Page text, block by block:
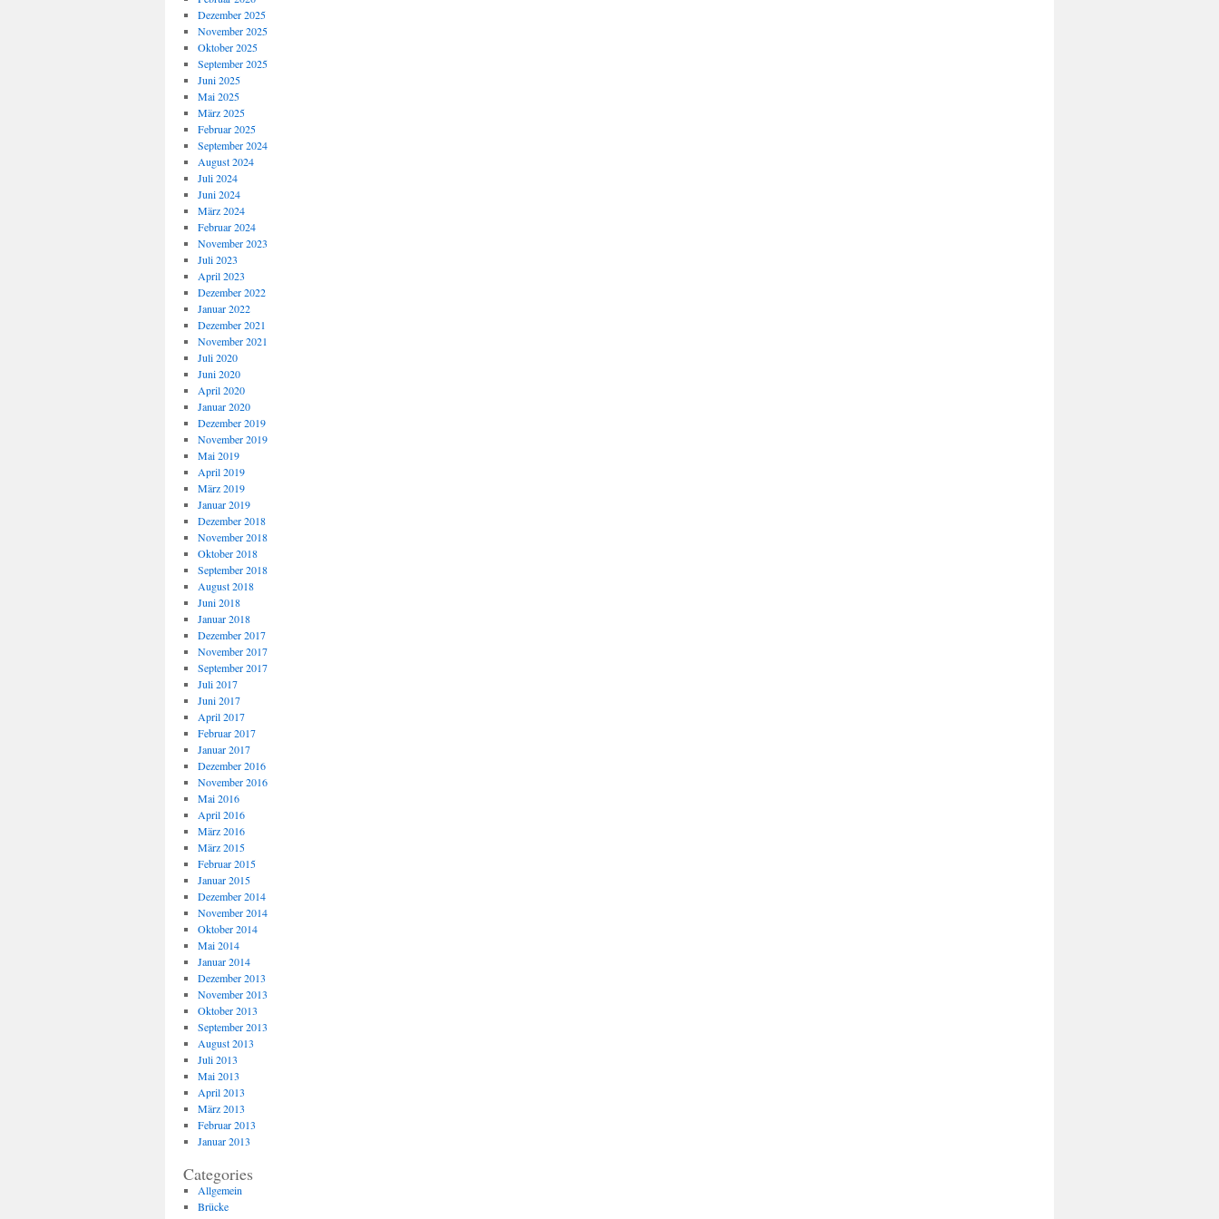
Dezember 2025
November 2025
Oktober 2025
September 2025
Juni 2025
Mai 2025
März 2025
Februar 2025
September 2024
August 2024
Juli 2024
Juni 2024
März 2024
Februar 2024
November 2023
Juli 2023
April 2023
Dezember 2022
Januar 2022
Dezember 2021
November 2021
Juli 2020
Juni 2020
April 2020
Januar 2020
Dezember 2019
November 2019
Mai 2019
April 2019
März 2019
Januar 2019
Dezember 2018
November 2018
Oktober 2018
September 2018
August 2018
Juni 2018
Januar 2018
Dezember 2017
November 2017
September 2017
Juli 2017
Juni 2017
April 2017
Februar 2017
Januar 2017
Dezember 2016
November 2016
Mai 2016
April 2016
März 2016
März 2015
Februar 2015
Januar 2015
Dezember 2014
November 2014
Oktober 2014
Mai 2014
Januar 2014
Dezember 2013
November 2013
Oktober 2013
September 2013
August 2013
Juli 2013
Mai 2013
April 2013
März 2013
Februar 2013
Januar 2013
Categories
Allgemein
Brücke